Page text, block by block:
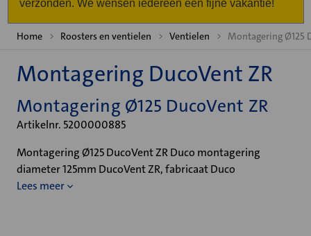
verzonden. We wensen iedereen een fijne vakantie!
Home Roosters en ventielen Ventielen Montagering Ø125
Montagering DucoVent ZR
Montagering Ø125 DucoVent ZR
Artikelnr. 5200000885
Montagering Ø125 DucoVent ZR Duco montagering
diameter 125mm DucoVent ZR, fabricaat Duco
Lees meer